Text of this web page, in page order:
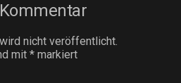
nicht veröffentlicht.
mit * markiert